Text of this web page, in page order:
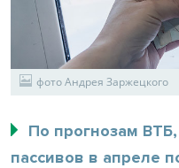
фото Андрея Заржецкого
По прогнозам
пассивов в апреле